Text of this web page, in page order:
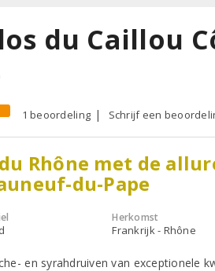
du Caillou
1 beoordeling Schrijf een
Rhône met de
du-Pape
Herkomst
Frankrijk - Rhône
en syrahdruiven van exceptionele